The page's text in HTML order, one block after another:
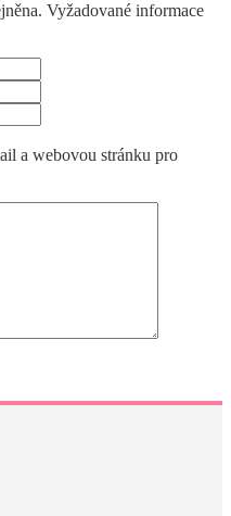
Vyžadované informace
a webovou stránku pro